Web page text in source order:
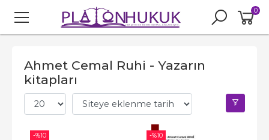
0
Ahmet Cemal Ruhi - Yazarın
kitapları
-%10 -%10